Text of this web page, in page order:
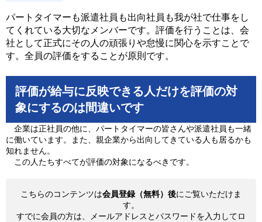
パートタイマーも派遣社員も出向社員も我が社で仕事をし
てくれている大切なメンバーです。評価を行うことは、会
社として正式にその人の頑張りや怠慢に関心を示すことで
す。全員の評価をすることが原則です。
評価が給与に反映できる人だけを評価の対
象にするのは間違いです
企業は正社員の他に、パートタイマーの皆さんや派遣社員も一緒
に働いています。また、親企業から出向してきている人も居るかも
知れません。
この人たちすべてが評価の対象になるべきです。
こちらのコンテンツは会員登録（無料）後にご覧いただけま
す。
すでに会員の方は、メールアドレスとパスワードを入力してロ